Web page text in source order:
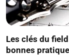
Les clés du
bonnes